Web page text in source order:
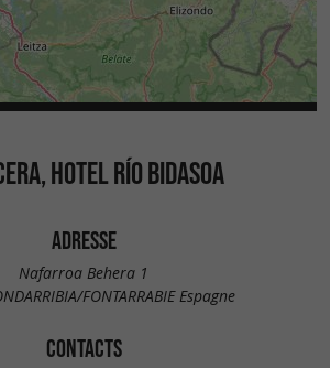
HOTEL RÍO BIDASOA
ADRESSE
Nafarroa Behera 1
FONTARRABIE Espagne
CONTACTS